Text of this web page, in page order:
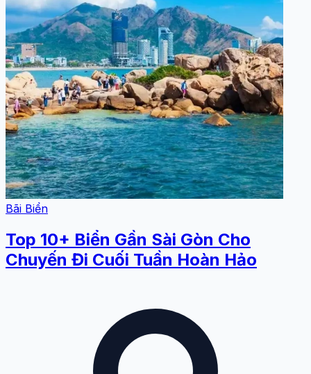
Bãi Biển
Top 10+ Biển Gần Sài Gòn Cho
Chuyến Đi Cuối Tuần Hoàn Hảo